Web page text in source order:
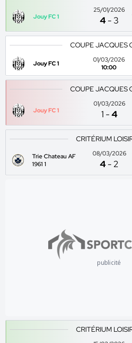
Jouy FC 1
25/01/2026
4 - 3
COUPE JACQUES
Jouy FC 1
01/03/2026
10:00
COUPE JACQUES
Jouy FC 1
01/03/2026
1 -4
CRITÉRIUM
Trie Chateau AF
1961 1
08/03/2026
4 -2
publicité
CRITÉRIUM